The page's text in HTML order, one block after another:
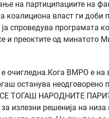
партиципациите на
коалициона власт ги доби
спроведува програмата
и преоктите од минатото
очигледна.Кога ВМРО е
останува
ТОГАШ НАРОДНИТЕ ПАРИ?
излезни решенија на